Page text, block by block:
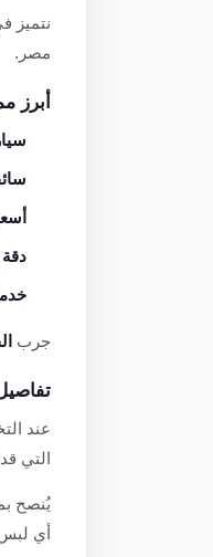
نتميز
مصر.
أبرز
خدمة
جرب
عند
التي
يُنصح
أي